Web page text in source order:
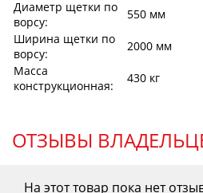
Диаметр щетки по
ворсу:
550 мм
Ширина щетки по
ворсу:
2000 мм
Масса
конструкционная:
430 кг
ОТЗЫВЫ
На этот товар пока нет